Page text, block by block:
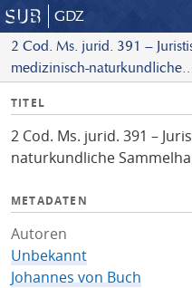
GDZ
2 Cod. Ms. jurid. 391 –
medizinisch-naturkundliche
I
f
o
TITEL
2 Cod. Ms. jurid. 391 –
naturkundliche
METADATEN
Autoren
Unbekannt
Johannes von Buch